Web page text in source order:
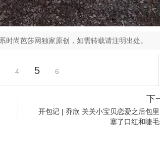
尚芭莎网独家原创，如需转载请注明出处。
4 5 6
下
开包记 | 乔欣 关关小宝贝恋爱之后包
塞了口红和睫毛